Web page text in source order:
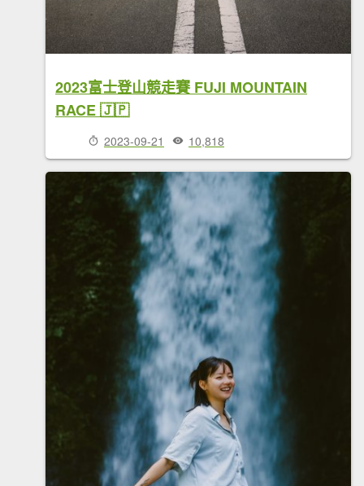
2023富士登山競走賽 FUJI MOUNTAIN
RACE 🇯🇵
2023-09-21 10,818